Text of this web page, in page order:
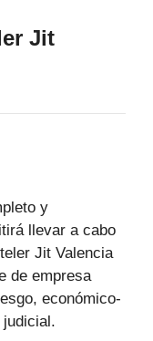
Jit
y
llevar a cabo
Jit Valencia
de empresa
económico-